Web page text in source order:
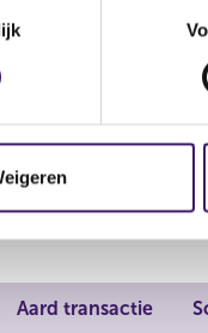
Aard transactie